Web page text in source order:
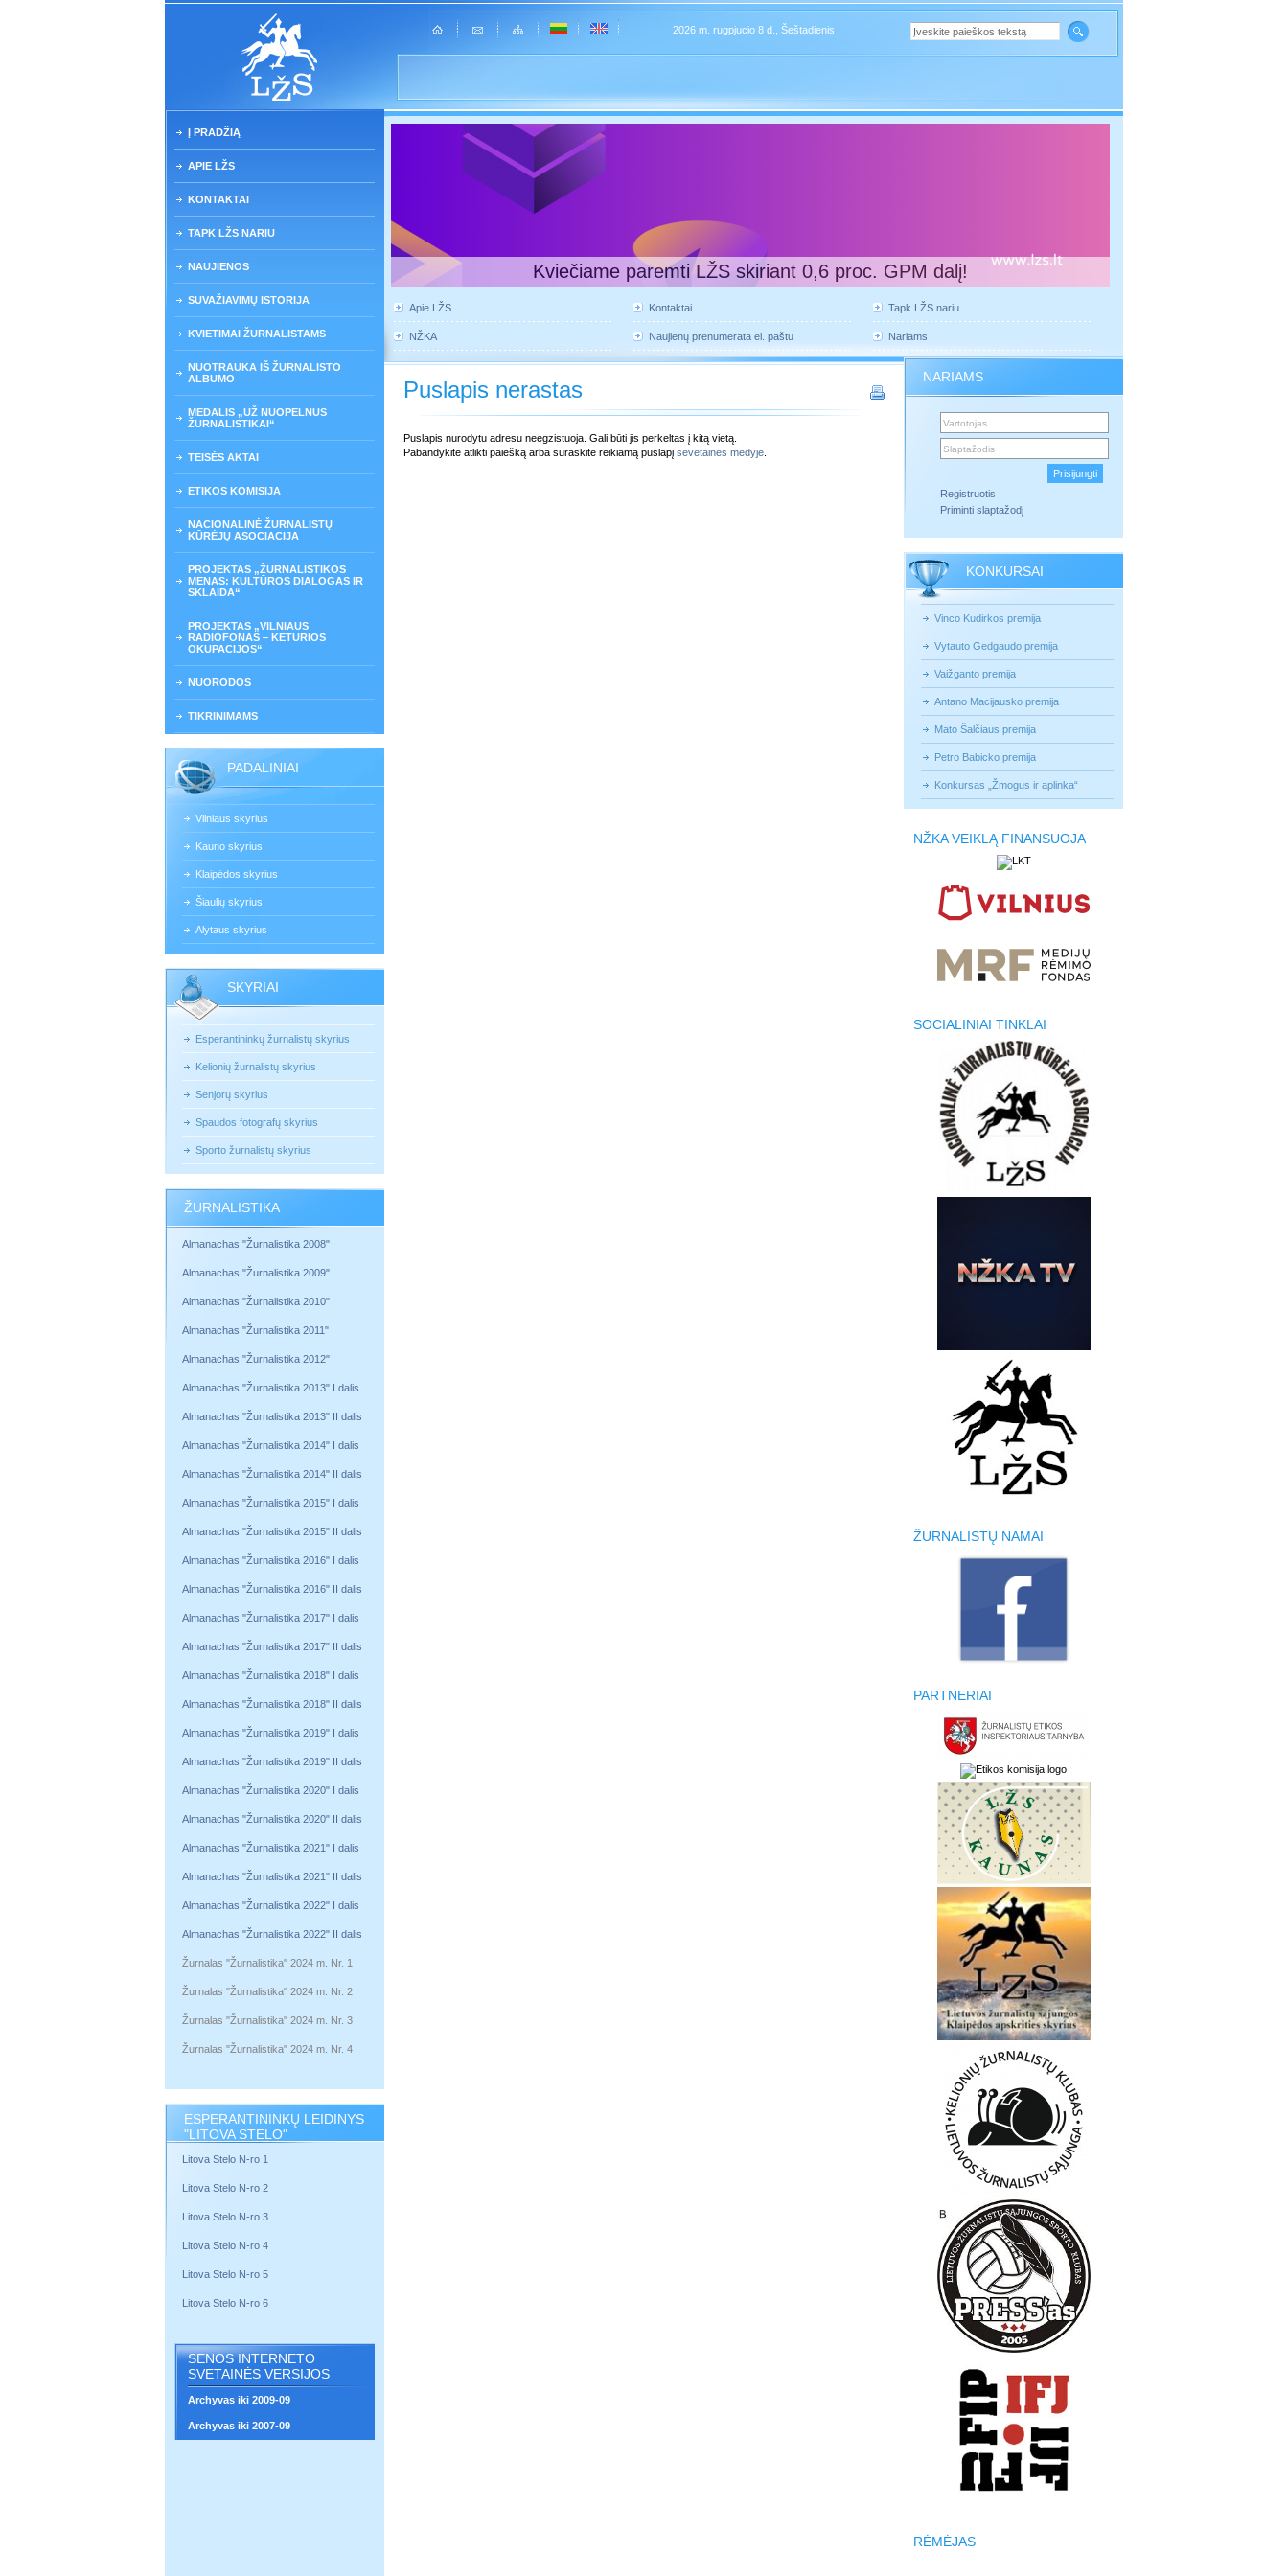
2026 m. rugpjucio 8 d., Šeštadienis
Į PRADŽIĄ
APIE LŽS
KONTAKTAI
TAPK LŽS NARIU
NAUJIENOS
SUVAŽIAVIMŲ ISTORIJA
KVIETIMAI ŽURNALISTAMS
NUOTRAUKA IŠ ŽURNALISTO
ALBUMO
MEDALIS „UŽ NUOPELNUS
ŽURNALISTIKAI“
TEISĖS AKTAI
ETIKOS KOMISIJA
NACIONALINĖ ŽURNALISTŲ
KŪRĖJŲ ASOCIACIJA
PROJEKTAS „ŽURNALISTIKOS
MENAS: KULTŪROS DIALOGAS IR
SKLAIDA“
PROJEKTAS „VILNIAUS
RADIOFONAS – KETURIOS
OKUPACIJOS“
NUORODOS
TIKRINIMAMS
PADALINIAI
Vilniaus skyrius
Kauno skyrius
Klaipėdos skyrius
Šiaulių skyrius
Alytaus skyrius
SKYRIAI
Esperantininkų žurnalistų skyrius
Kelionių žurnalistų skyrius
Senjorų skyrius
Spaudos fotografų skyrius
Sporto žurnalistų skyrius
ŽURNALISTIKA
Almanachas "Žurnalistika 2008"
Almanachas "Žurnalistika 2009"
Almanachas "Žurnalistika 2010"
Almanachas "Žurnalistika 2011"
Almanachas "Žurnalistika 2012"
Almanachas "Žurnalistika 2013" I dalis
Almanachas "Žurnalistika 2013" II dalis
Almanachas "Žurnalistika 2014" I dalis
Almanachas "Žurnalistika 2014" II dalis
Almanachas "Žurnalistika 2015" I dalis
Almanachas "Žurnalistika 2015" II dalis
Almanachas "Žurnalistika 2016" I dalis
Almanachas "Žurnalistika 2016" II dalis
Almanachas "Žurnalistika 2017" I dalis
Almanachas "Žurnalistika 2017" II dalis
Almanachas "Žurnalistika 2018" I dalis
Almanachas "Žurnalistika 2018" II dalis
Almanachas "Žurnalistika 2019" I dalis
Almanachas "Žurnalistika 2019" II dalis
Almanachas "Žurnalistika 2020" I dalis
Almanachas "Žurnalistika 2020" II dalis
Almanachas "Žurnalistika 2021" I dalis
Almanachas "Žurnalistika 2021" II dalis
Almanachas "Žurnalistika 2022" I dalis
Almanachas "Žurnalistika 2022" II dalis
Žurnalas "Žurnalistika" 2024 m. Nr. 1
Žurnalas "Žurnalistika" 2024 m. Nr. 2
Žurnalas "Žurnalistika" 2024 m. Nr. 3
Žurnalas "Žurnalistika" 2024 m. Nr. 4
ESPERANTININKŲ LEIDINYS
"LITOVA STELO"
Litova Stelo N-ro 1
Litova Stelo N-ro 2
Litova Stelo N-ro 3
Litova Stelo N-ro 4
Litova Stelo N-ro 5
Litova Stelo N-ro 6
SENOS INTERNETO
SVETAINĖS VERSIJOS
Archyvas iki 2009-09
Archyvas iki 2007-09
Kviečiame paremti LŽS skiriant 0,6 proc. GPM dalį!
Apie LŽS Kontaktai Tapk LŽS nariu
NŽKA Naujienų prenumerata el. paštu Nariams
Puslapis nerastas
Puslapis nurodytu adresu neegzistuoja. Gali būti jis perkeltas į kitą vietą.
Pabandykite atlikti paiešką arba suraskite reikiamą puslapį sevetainės medyje
NARIAMS
Registruotis
Priminti slaptažodį
KONKURSAI
Vinco Kudirkos premija
Vytauto Gedgaudo premija
Vaižganto premija
Antano Macijausko premija
Mato Šalčiaus premija
Petro Babicko premija
Konkursas „Žmogus ir aplinka“
NŽKA VEIKLĄ FINANSUOJA
SOCIALINIAI TINKLAI
ŽURNALISTŲ NAMAI
PARTNERIAI
RĖMĖJAS